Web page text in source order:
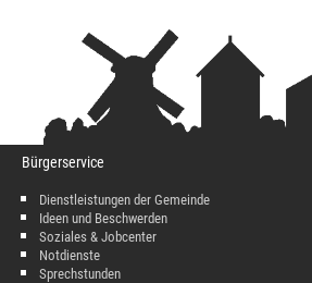
Bürgerservice
Dienstleistungen der Gemeinde
Ideen und Beschwerden
Soziales & Jobcenter
Notdienste
Sprechstunden